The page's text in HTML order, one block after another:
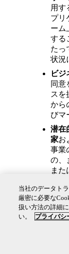
用す
プリ
ーム
する
たっ
状況
ビ
同意
スを
から
びマ
潜在
家お
事業
の、
また
コ
ーパ
情報
イン
供
管
当社のデータト
厳密に必要な
扱い方法の詳細
い。
プライバシ